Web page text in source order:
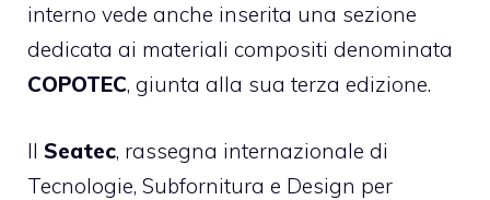
interno vede anche inserita una sezione
dedicata ai materiali compositi denominata
COPOTEC, giunta alla sua terza edizione.
Il Seatec, rassegna internazionale di
Tecnologie, Subfornitura e Design per